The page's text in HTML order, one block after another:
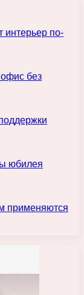
интерьер по-
без
юбилея
применяются